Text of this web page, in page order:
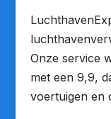
Onze service
met een 9,9,
voertuigen en